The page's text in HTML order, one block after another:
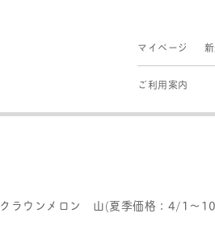
マイページ
ご利用案内
クラウンメロン 山(夏季価格：4/1～